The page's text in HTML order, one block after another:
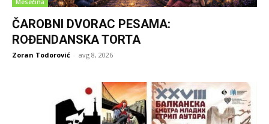
ČAROBNI DVORAC PESAMA:
ROĐENDANSKA TORTA
Zoran Todorović - avg 8, 2026